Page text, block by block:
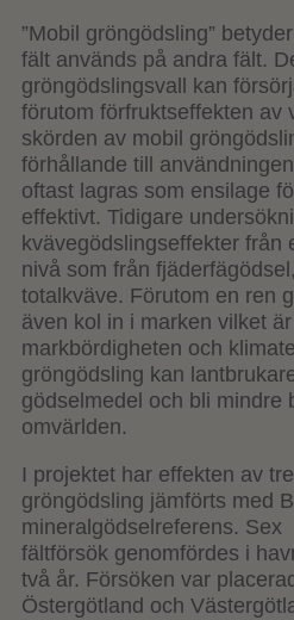
”Mobil gröngödsling”
fält används på andra fält.
gröngödslingsvall kan
förutom förfruktseffekten av
skörden av mobil
förhållande till
oftast lagras som ensilage
effektivt. Tidigare
kvävegödslingseffekter från
nivå som från
totalkväve. Förutom en ren
även kol in i marken vilket
markbördigheten och
gröngödsling kan
gödselmedel och bli mindre
omvärlden.
I projektet har effekten av
gröngödsling jämförts med
mineralgödselreferens. Sex
fältförsök genomfördes i
två år. Försöken var
Östergötland och